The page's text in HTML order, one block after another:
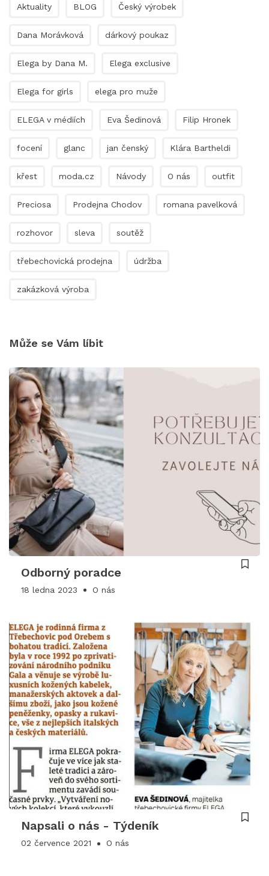
Aktuality BLOG Český výrobek
Dana Morávková dárkový poukaz
Elega by Dana M. Elega exclusive
Elega for girls elega pro muže
ELEGA v médiích Eva Šedinová Filip Hronek
focení glanc jan čenský Klára Bartheldi
křest moda.cz Návody O nás outfit
Preciosa Prodejna Chodov romana pavelková
rozhovor sleva soutěž
třebechovická prodejna údržba
zakázková výroba
Může se Vám líbit
Odborný poradce
18 ledna 2023 O nás
Napsali o nás - Týdeník
02 července 2021 O nás